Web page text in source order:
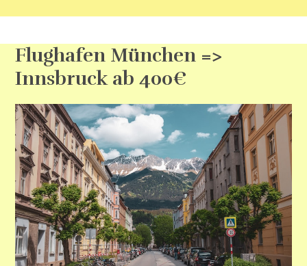
Flughafen München =>
Innsbruck ab 400€